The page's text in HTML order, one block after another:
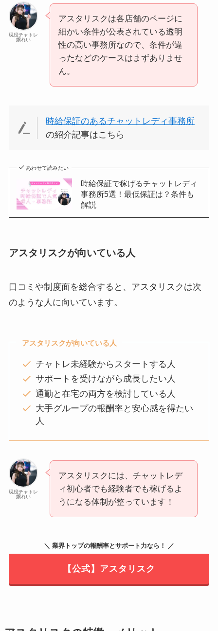
現役チャトレ
嬢れい
アスタリスクは各店舗のページに
細かい条件が公表されている透明
性の高い事務所なので、条件が違
ったなどのケースはまずありませ
ん。
時給保証のあるチャットレディ事務所
の紹介記事はこちら
あわせて読みたい
時給保証で稼げるチャットレディ
事務所5選！最低保証は？条件も
解説
アスタリスクが向いている人
口コミや制度面を総合すると、アスタリスクは次
のような人に向いています。
アスタリスクが向いている人
チャトレ未経験からスタートする人
サポートを受けながら成長したい人
通勤と在宅の両方を検討している人
大手グループの報酬率と安心感を得たい
人
現役チャトレ
嬢れい
アスタリスクには、チャットレデ
ィ初心者でも経験者でも稼げるよ
うになる体制が整っています！
＼ 業界トップの報酬率とサポート力なら！ ／
【公式】アスタリスク